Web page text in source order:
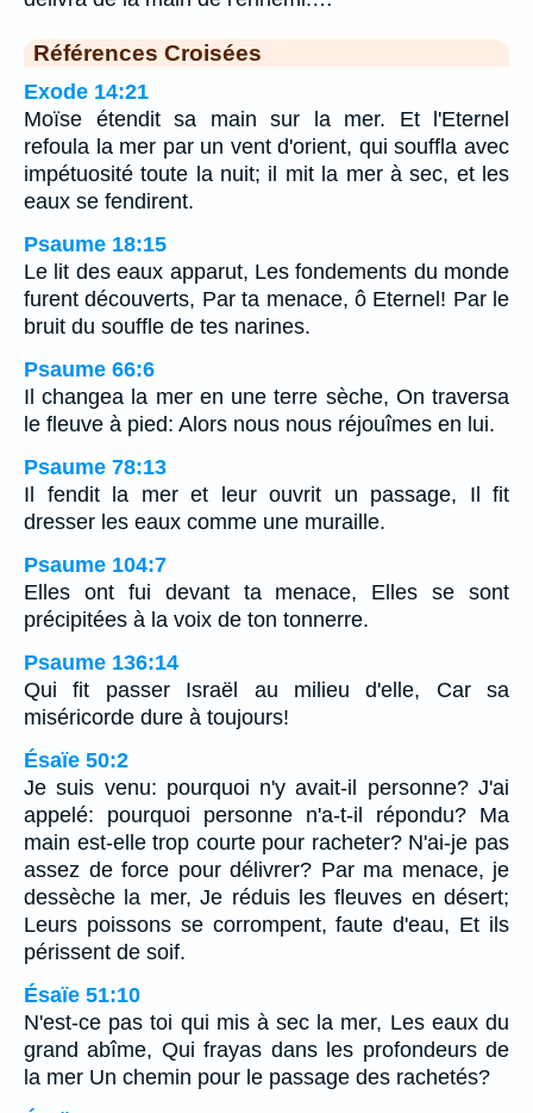
Références Croisées
Exode 14:21
Moïse étendit sa main sur la mer. Et l'Eternel
refoula la mer par un vent d'orient, qui souffla avec
impétuosité toute la nuit; il mit la mer à sec, et les
eaux se fendirent.
Psaume 18:15
Le lit des eaux apparut, Les fondements du monde
furent découverts, Par ta menace, ô Eternel! Par le
bruit du souffle de tes narines.
Psaume 66:6
Il changea la mer en une terre sèche, On traversa
le fleuve à pied: Alors nous nous réjouîmes en lui.
Psaume 78:13
Il fendit la mer et leur ouvrit un passage, Il fit
dresser les eaux comme une muraille.
Psaume 104:7
Elles ont fui devant ta menace, Elles se sont
précipitées à la voix de ton tonnerre.
Psaume 136:14
Qui fit passer Israël au milieu d'elle, Car sa
miséricorde dure à toujours!
Ésaïe 50:2
Je suis venu: pourquoi n'y avait-il personne? J'ai
appelé: pourquoi personne n'a-t-il répondu? Ma
main est-elle trop courte pour racheter? N'ai-je pas
assez de force pour délivrer? Par ma menace, je
dessèche la mer, Je réduis les fleuves en désert;
Leurs poissons se corrompent, faute d'eau, Et ils
périssent de soif.
Ésaïe 51:10
N'est-ce pas toi qui mis à sec la mer, Les eaux du
grand abîme, Qui frayas dans les profondeurs de
la mer Un chemin pour le passage des rachetés?